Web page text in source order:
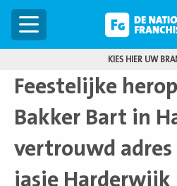
Menu
KIES HIER UW
Feestelijke
Bakker Bart in
vertrouwd
jasje Harderwijk